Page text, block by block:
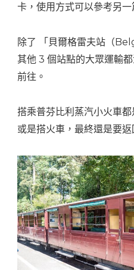
卡，使用方式可以參考另一
除了 「貝爾格雷夫站（
其他 3 個站點的大眾運輸
前往。
搭乘普芬比利蒸汽小火車
或是搭火車，最終還是要返